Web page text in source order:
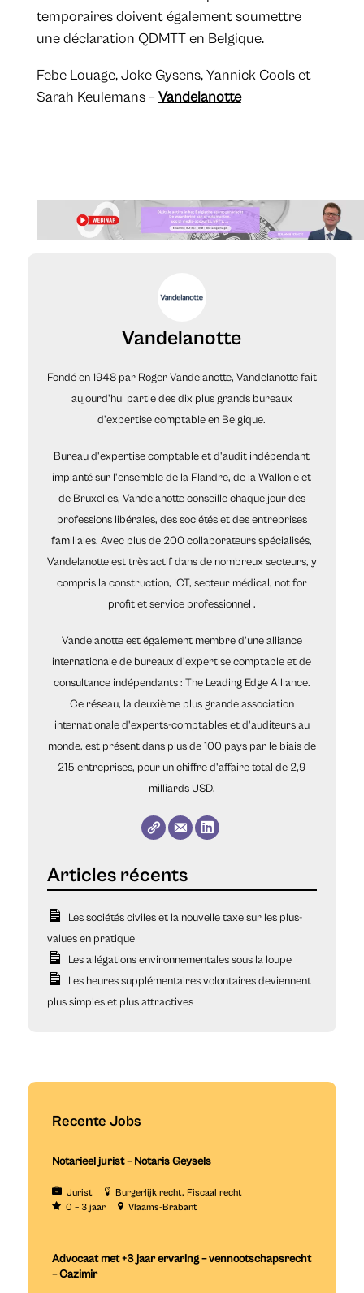
temporaires doivent également soumettre
une déclaration QDMTT en Belgique.
​Febe Louage, Joke Gysens, Yannick Cools et
Sarah Keulemans –Vandelanotte
Vandelanotte
Fondé en 1948 par Roger Vandelanotte, Vandelanotte fait
aujourd'hui partie des dix plus grands bureaux
d'expertise comptable en Belgique.
Bureau d'expertise comptable et d'audit indépendant
implanté sur l'ensemble de la Flandre, de la Wallonie et
de Bruxelles, Vandelanotte conseille chaque jour des
professions libérales, des sociétés et des entreprises
familiales. Avec plus de 200 collaborateurs spécialisés,
Vandelanotte est très actif dans de nombreux secteurs, y
compris la construction, ICT, secteur médical, not for
profit et service professionnel .
Vandelanotte est également membre d'une alliance
internationale de bureaux d'expertise comptable et de
consultance indépendants : The Leading Edge Alliance.
Ce réseau, la deuxième plus grande association
internationale d'experts-comptables et d'auditeurs au
monde, est présent dans plus de 100 pays par le biais de
215 entreprises, pour un chiffre d'affaire total de 2,9
milliards USD.
Les sociétés civiles et la nouvelle taxe sur les plus-
values en pratique
Les allégations environnementales sous la loupe
Les heures supplémentaires volontaires deviennent
plus simples et plus attractives
Recente Jobs
Notarieel jurist – Notaris Geysels
Jurist Burgerlijk recht
Fiscaal recht
0 – 3 jaar
Vlaams-Brabant
Advocaat met +3 jaar ervaring – vennootschapsrecht
– Cazimir